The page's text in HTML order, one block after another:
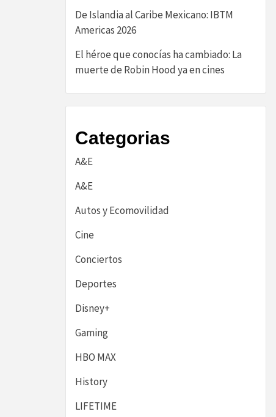
De Islandia al Caribe Mexicano: IBTM
Americas 2026
El héroe que conocías ha cambiado: La
muerte de Robin Hood ya en cines
Categorias
A&E
A&E
Autos y Ecomovilidad
Cine
Conciertos
Deportes
Disney+
Gaming
HBO MAX
History
LIFETIME